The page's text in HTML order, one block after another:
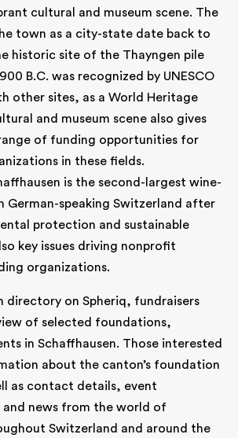
cultural and museum scene. The
town as a city-state date back to
historic site of the Thayngen pile
B.C. was recognized by UNESCO
other sites, as a World Heritage
and museum scene also gives
of funding opportunities for
in these fields.
is the second-largest wine-
German-speaking Switzerland after
protection and sustainable
key issues driving nonprofit
organizations.
directory on Spheriq, fundraisers
of selected foundations,
in Schaffhausen. Those interested
about the canton’s foundation
as contact details, event
and news from the world of
Switzerland and around the